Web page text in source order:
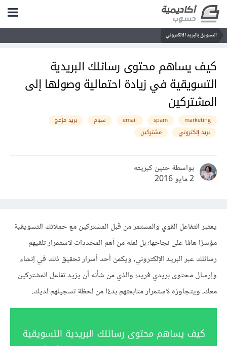
التسويق بالبريد الالكتروني
كيف يساهم محتوى رسائلك البريدية
التسويقية في زيادة احتمالية وصولها إلى
المشتركين
marketing
spam
email سبام
بريد مزعج
بريد إلكتروني
مشتركين
بواسطة حنين كبريته
2 مايو 2016
يعتبر التفاعل القوي والمستمر من قبل المشتركين مع حملاتك التسويقية
مؤشرًا هامًا على نجاحها؛ بل لعله من أهم المحددات لاستمرار تلقيهم
رسائلك عبر البريد الإلكتروني، ويكمن أحد أسرار تحقيق ذلك في إنشاء
وإرسال محتوى بريدي فريد؛ والذي من شأنه أن يزيد تفاعل المشتركين
معك، ويتجاوزه لاستمرار متابعتهم بدءًا من لحظة تسجيلهم لديك.